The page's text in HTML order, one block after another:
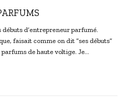
débuts d’entrepreneur parfumé.
faisait comme on dit “ses débuts”
de haute voltige. Je…